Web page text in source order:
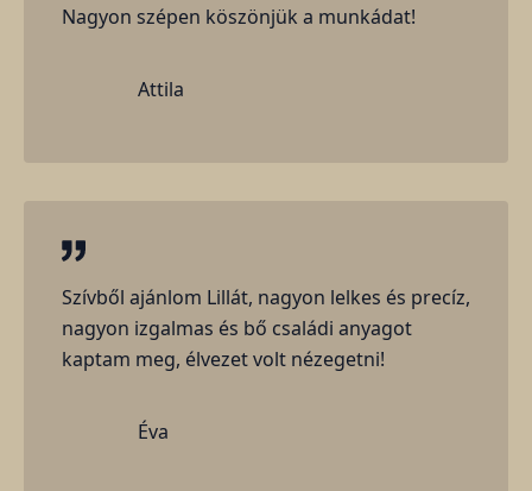
Nagyon szépen köszönjük a munkádat!
Attila
Szívből ajánlom Lillát, nagyon lelkes és precíz,
nagyon izgalmas és bő családi anyagot
kaptam meg, élvezet volt nézegetni!
Éva